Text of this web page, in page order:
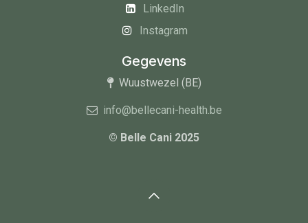
LinkedIn
Instagram
Gegevens
Wuustwezel (BE)
info@bellecani-health.be
© Belle Cani 2025